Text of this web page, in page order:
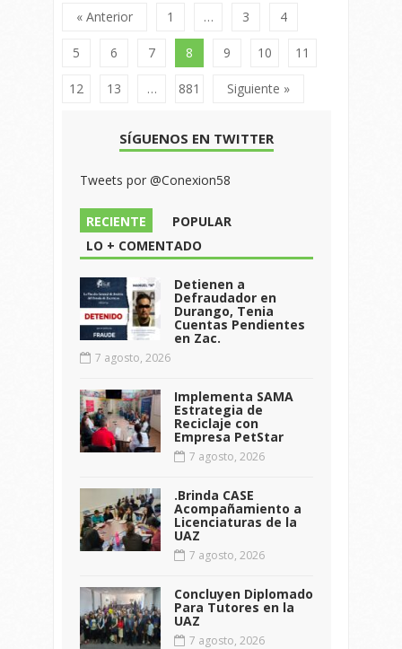
« Anterior 1 … 3 4
5 6 7 8 9 10 11
12 13 … 881 Siguiente »
SÍGUENOS EN TWITTER
Tweets por @Conexion58
RECIENTE
POPULAR
LO + COMENTADO
Detienen a
Defraudador en
Durango, Tenia
Cuentas Pendientes
en Zac.
7 agosto, 2026
Implementa SAMA
Estrategia de
Reciclaje con
Empresa PetStar
7 agosto, 2026
.Brinda CASE
Acompañamiento a
Licenciaturas de la
UAZ
7 agosto, 2026
Concluyen Diplomado
Para Tutores en la
UAZ
7 agosto, 2026